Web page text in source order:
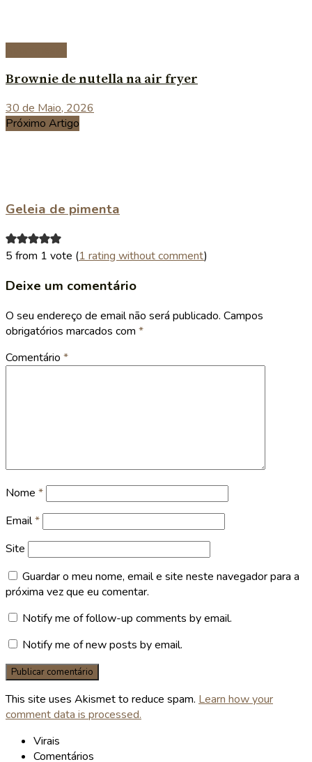
Brownie de nutella na air fryer
30 de Maio, 2026
Próximo Artigo
Geleia de pimenta
5 from 1 vote (1 rating without comment)
Deixe um comentário
O seu endereço de email não será publicado. Campos
obrigatórios marcados com *
Comentário *
Nome *
Email*
Site
Guardar o meu nome, email e site neste navegador para a
próxima vez que eu comentar.
Notify me of follow-up comments by email.
Notify me of new posts by email.
This site uses Akismet to reduce spam. Learn how your
comment data is processed.
Virais
Comentários